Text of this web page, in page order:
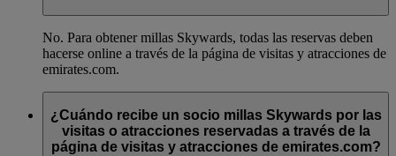
No. Para obtener millas Skywards, todas las reservas deben
hacerse online a través de la página de visitas y atracciones de
emirates.com.
¿Cuándo recibe un socio millas Skywards por las
visitas o atracciones reservadas a través de la
página de visitas y atracciones de emirates.com?